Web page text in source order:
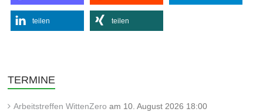
teilen teilen
TERMINE
Arbeitstreffen WittenZero am 10. August 2026 18:00